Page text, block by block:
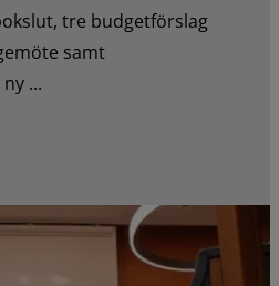
tre budgetförslag
samt
...